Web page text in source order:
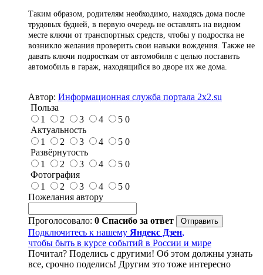
Таким образом, родителям необходимо, находясь дома после
трудовых будней, в первую очередь не оставлять на видном
месте ключи от транспортных средств, чтобы у подростка не
возникло желания проверить свои навыки вождения. Также не
давать ключи подросткам от автомобиля с целью поставить
автомобиль в гараж, находящийся во дворе их же дома.
Автор: Информационная служба портала 2x2.su
Польза
1
2 3 4 5 0
Актуальность
1
2 3 4 5 0
Развёрнутость
1
2 3 4 5 0
Фотография
1
2 3 4 5 0
Пожелания автору
Проголосовало: 0 Спасибо за ответ
Подключитесь к нашему Яндекс Дзен,
чтобы быть в курсе событий в России и мире
Почитал? Поделись с другими! Об этом должны узнать
все, срочно поделись! Другим это тоже интересно